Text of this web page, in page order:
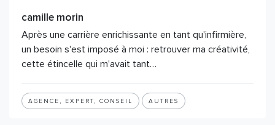
camille morin
Après une carrière enrichissante en tant qu'infirmière,
un besoin s'est imposé à moi : retrouver ma créativité,
cette étincelle qui m'avait tant…
AGENCE, EXPERT, CONSEIL AUTRES